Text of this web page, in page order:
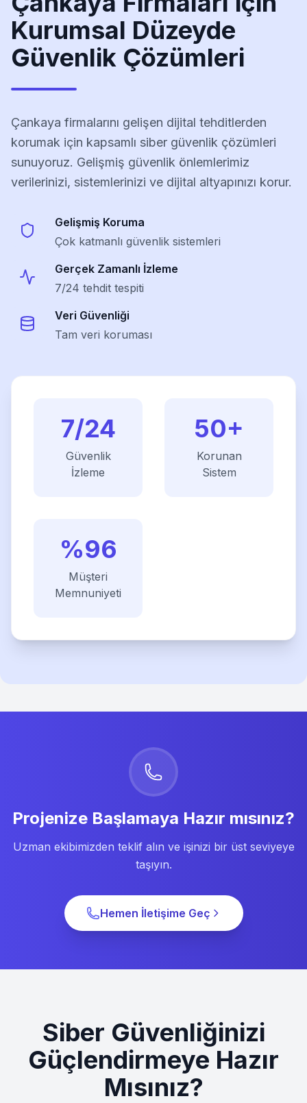
Kurumsal Düzeyde
Güvenlik Çözümleri
Çankaya firmalarını gelişen dijital tehditlerden
korumak için kapsamlı siber güvenlik çözümleri
sunuyoruz. Gelişmiş güvenlik önlemlerimiz
verilerinizi, sistemlerinizi ve dijital altyapınızı korur.
Gelişmiş Koruma
Çok katmanlı güvenlik sistemleri
Gerçek Zamanlı İzleme
7/24 tehdit tespiti
Veri Güvenliği
Tam veri koruması
7/24
Güvenlik
İzleme
50+
Korunan
Sistem
%96
Müşteri
Memnuniyeti
Projenize Başlamaya Hazır mısınız?
Uzman ekibimizden teklif alın ve işinizi bir üst seviyeye
taşıyın.
Hemen İletişime Geç
Siber Güvenliğinizi
Güçlendirmeye Hazır
Mısınız?